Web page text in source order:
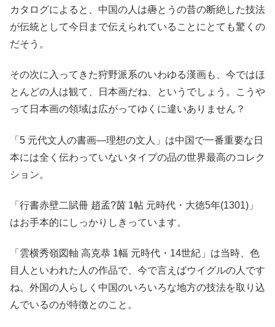
カタログによると、中国の人は唐とうの昔の断絶した技法
が伝統として今日まで伝えられていることにとても驚くの
だそう。
その次に入ってきた狩野派系のいわゆる漢画も、今ではほ
とんどの人は観て、日本画だね、というでしょう。こうや
って日本画の領域は広がってゆくに違いありません？
「5 元代文人の書画―理想の文人」は中国で一番重要な日
本には全く伝わっていないタイプの品の世界最高のコレク
ション。
「行書赤壁二賦冊 趙孟?茵 1帖 元時代・大徳5年(1301)」
はお手本的にしっかりしきっています。
「雲横秀嶺図軸 高克恭 1幅 元時代・14世紀」は当時、色
目人といわれた人の作品で、今で言えばウイグルの人です
ね。外国の人らしく中国のいろいろな地方の技法を取り込
んでいるのが特徴とのこと。